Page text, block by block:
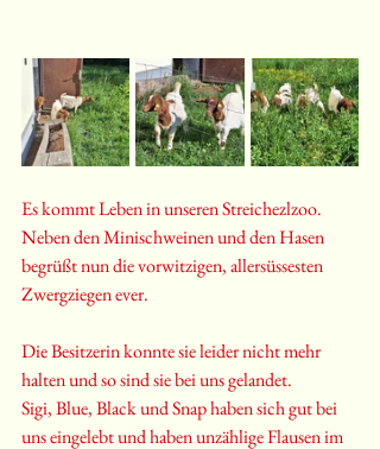
Es kommt Leben in unseren Streichezlzoo.
Neben den Minischweinen und den Hasen
begrüßt nun die vorwitzigen, allersüssesten
Zwergziegen ever.
Die Besitzerin konnte sie leider nicht mehr
halten und so sind sie bei uns gelandet.
Sigi, Blue, Black und Snap haben sich gut bei
uns eingelebt und haben unzählige Flausen im